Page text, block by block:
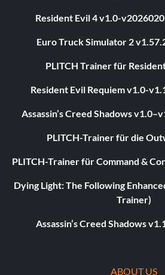
Resident Evil 4 v1.0-
Euro Truck Simulator 2
PLITCH Trainer für
Resident Evil Requiem v1.0-
Assassin’s Creed Shadows
PLITCH-Trainer für die
PLITCH-Trainer für Command &
Dying Light: The Following
Trainer)
Assassin’s Creed Shadows
ABOUT US